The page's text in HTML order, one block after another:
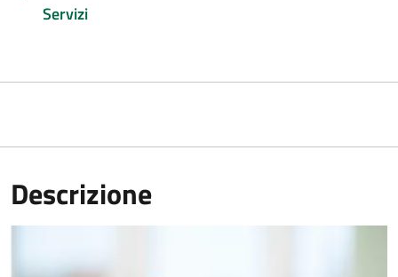
Servizi
Descrizione